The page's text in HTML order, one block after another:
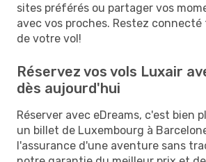
sites préférés ou partager vos
avec vos proches. Restez
de votre vol!
Réservez vos vols Luxair
dès aujourd'hui
Réserver avec eDreams, c'est bien
un billet de Luxembourg à
l'assurance d'une aventure sans